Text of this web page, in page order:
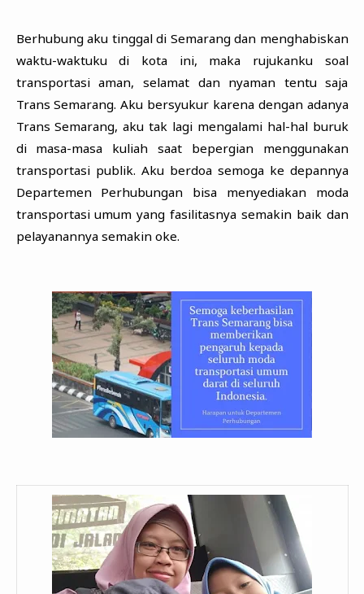
Berhubung aku tinggal di Semarang dan menghabiskan
waktu-waktuku di kota ini, maka rujukanku soal
transportasi aman, selamat dan nyaman tentu saja
Trans Semarang. Aku bersyukur karena dengan adanya
Trans Semarang, aku tak lagi mengalami hal-hal buruk
di masa-masa kuliah saat bepergian menggunakan
transportasi publik. Aku berdoa semoga ke depannya
Departemen Perhubungan bisa menyediakan moda
transportasi umum yang fasilitasnya semakin baik dan
pelayanannya semakin oke.